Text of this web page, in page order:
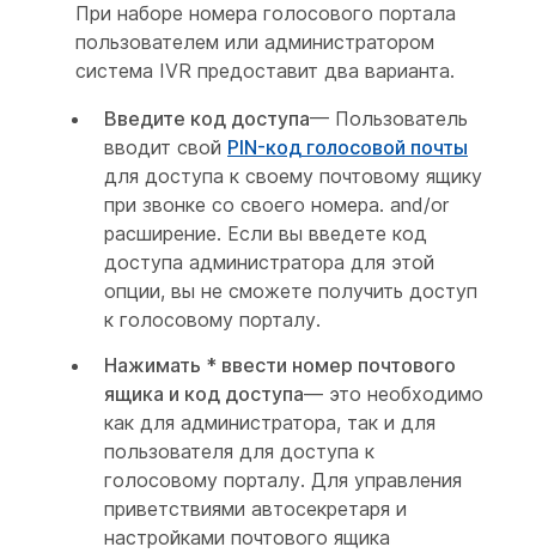
При наборе номера голосового портала
пользователем или администратором
система IVR предоставит два варианта.
Введите код доступа— Пользователь
вводит свой PIN-код голосовой почты
для доступа к своему почтовому ящику
при звонке со своего номера. and/or
расширение. Если вы введете код
доступа администратора для этой
опции, вы не сможете получить доступ
к голосовому порталу.
Нажимать * ввести номер почтового
ящика и код доступа— это необходимо
как для администратора, так и для
пользователя для доступа к
голосовому порталу. Для управления
приветствиями автосекретаря и
настройками почтового ящика